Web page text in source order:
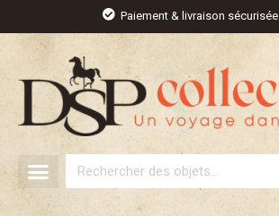
contenu
Paiement & livraison sécurisée
Rechercher